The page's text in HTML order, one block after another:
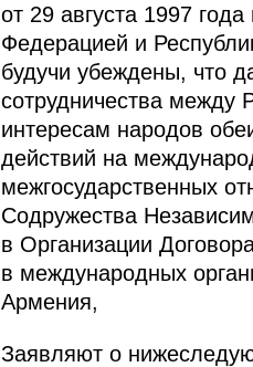
от 29 августа 1997
Федерацией и
будучи убеждены, что
сотрудничества между
интересам народов
действий на
межгосударственных
Содружества
в Организации
в международных
Армения,
Заявляют о